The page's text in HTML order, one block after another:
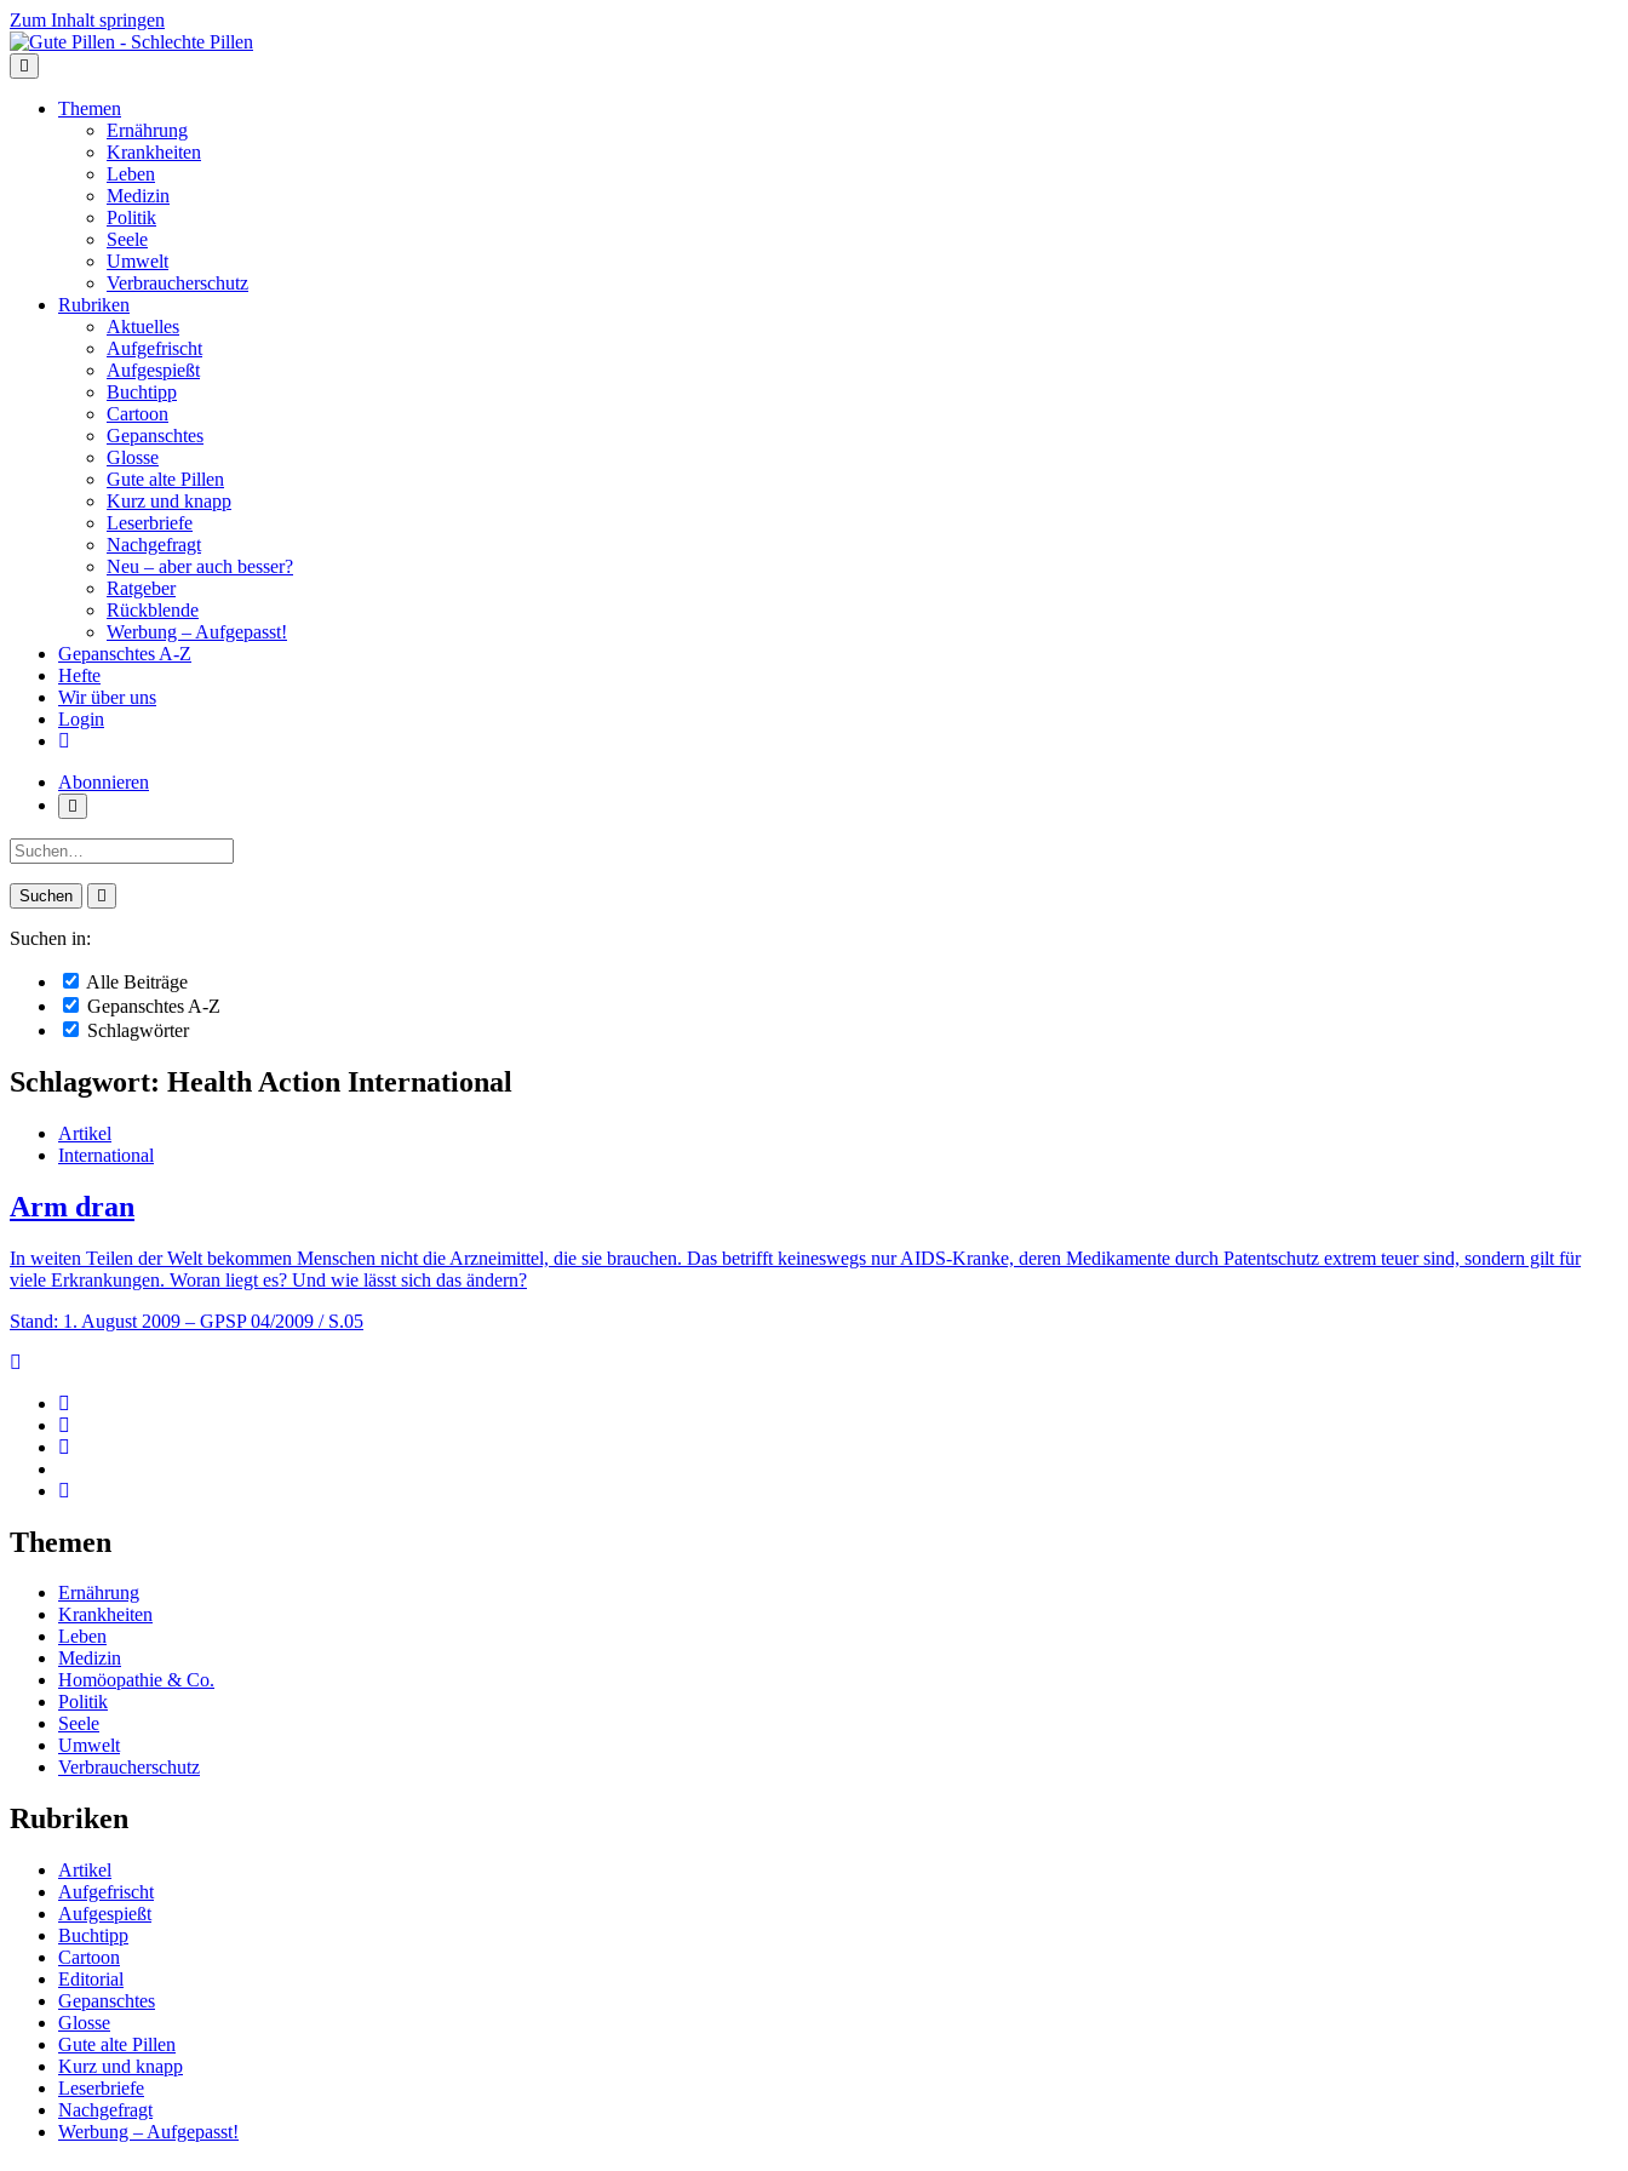
Zum Inhalt springen
Themen
Ernährung
Krankheiten
Leben
Medizin
Politik
Seele
Umwelt
Verbraucherschutz
Rubriken
Aktuelles
Aufgefrischt
Aufgespießt
Buchtipp
Cartoon
Gepanschtes
Glosse
Gute alte Pillen
Kurz und knapp
Leserbriefe
Nachgefragt
Neu – aber auch besser?
Ratgeber
Rückblende
Werbung – Aufgepasst!
Gepanschtes A-Z
Hefte
Wir über uns
Login
Abonnieren
Suche:
Suchen in:
Alle Beiträge
Gepanschtes A-Z
Schlagwörter
Schlagwort: Health Action International
Artikel
International
Arm dran
In weiten Teilen der Welt bekommen Menschen nicht die Arzneimittel, die sie brauchen. Das betrifft keineswegs nur AIDS-Kranke, deren Medikamente durch Patentschutz extrem teuer sind, sondern gilt für
viele Erkrankungen. Woran liegt es? Und wie lässt sich das ändern?
Stand: 1. August 2009 – GPSP 04/2009 / S.05
Themen
Ernährung
Krankheiten
Leben
Medizin
Homöopathie & Co.
Politik
Seele
Umwelt
Verbraucherschutz
Rubriken
Artikel
Aufgefrischt
Aufgespießt
Buchtipp
Cartoon
Editorial
Gepanschtes
Glosse
Gute alte Pillen
Kurz und knapp
Leserbriefe
Nachgefragt
Werbung – Aufgepasst!